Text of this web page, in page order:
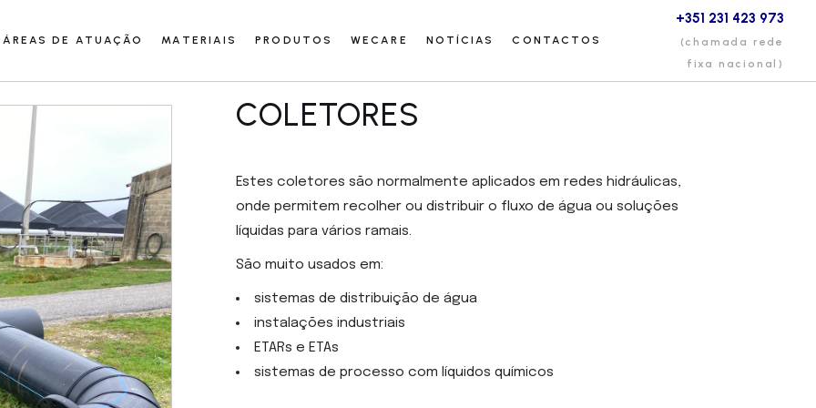
ÁREAS DE ATUAÇÃO MATERIAIS PRODUTOS WECARE NOTÍCIAS CONTACTOS
(chamada rede
fixa nacional)
+351 231 423 973
COLETORES
Estes coletores são normalmente aplicados em redes hidráulicas,
onde permitem recolher ou distribuir o fluxo de água ou soluções
líquidas para vários ramais.
São muito usados em:
sistemas de distribuição de água
instalações industriais
ETARs e ETAs
sistemas de processo com líquidos químicos